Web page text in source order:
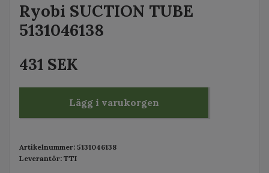
Ryobi SUCTION TUBE
5131046138
431 SEK
Lägg i varukorgen
Artikelnummer: 5131046138
Leverantör: TTI